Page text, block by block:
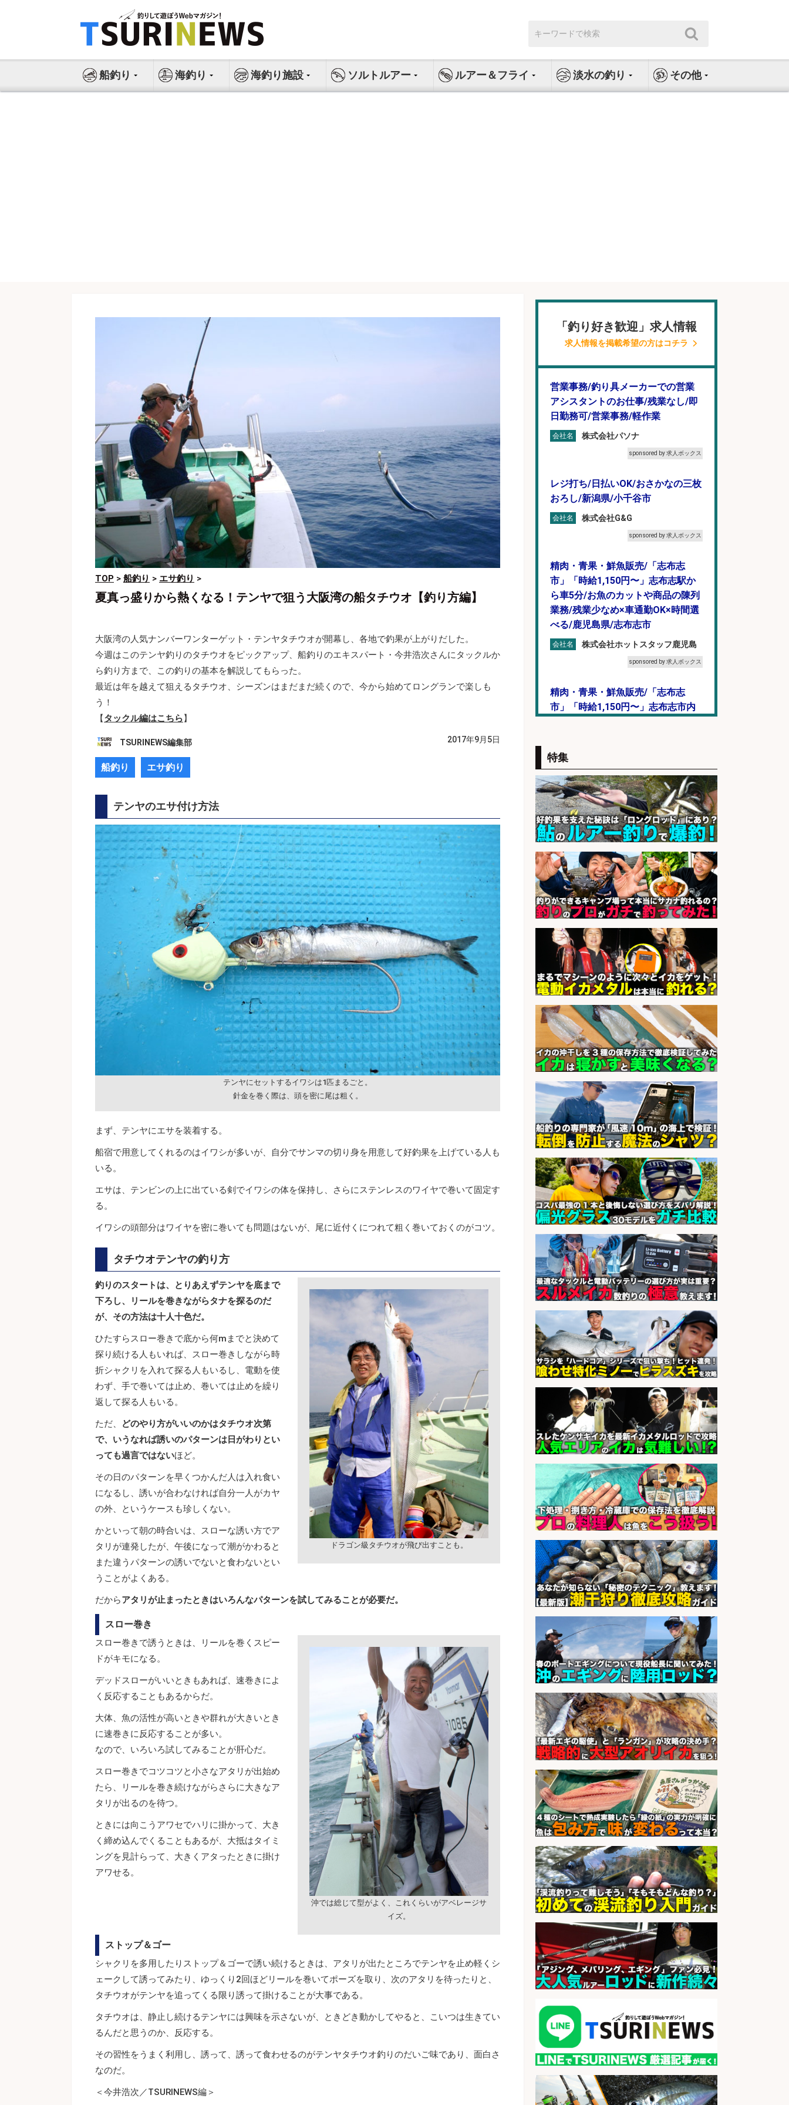
ス
索:
船釣り 海釣り 海釣り施設 ソルトルアー ルアー＆フライ 淡水の釣り その他
TOP > 船釣り > エサ釣り >
夏真っ盛りから熱くなる！テンヤで狙う大阪湾の船タチウオ【釣り方編】
大阪湾の人気ナンバーワンターゲット・テンヤタチウオが開幕し、各地で釣果が上がりだした。
今週はこのテンヤ釣りのタチウオをピックアップ、船釣りのエキスパート・今井浩次さんにタックルか
ら釣り方まで、この釣りの基本を解説してもらった。
最近は年を越えて狙えるタチウオ、シーズンはまだまだ続くので、今から始めてロングランで楽しも
う！
【タックル編はこちら】
TSURINEWS編集部 2017年9月5日
船釣り エサ釣り
テンヤのエサ付け方法
テンヤにセットするイワシは1匹まるごと。
針金を巻く際は、頭を密に尾は粗く。
まず、テンヤにエサを装着する。
船宿で用意してくれるのはイワシが多いが、自分でサンマの切り身を用意して好釣果を上げている人も
いる。
エサは、テンビンの上に出ている剣でイワシの体を保持し、さらにステンレスのワイヤで巻いて固定す
る。
イワシの頭部分はワイヤを密に巻いても問題はないが、尾に近付くにつれて粗く巻いておくのがコツ。
タチウオテンヤの釣り方
ドラゴン級タチウオが飛び出すことも。
釣りのスタートは、とりあえずテンヤを底まで
下ろし、リールを巻きながらタナを探るのだ
が、その方法は十人十色だ。
ひたすらスロー巻きで底から何mまでと決めて
探り続ける人もいれば、スロー巻きしながら時
折シャクリを入れて探る人もいるし、電動を使
わず、手で巻いては止め、巻いては止めを繰り
返して探る人もいる。
ただ、
どのやり方がいいのかはタチウオ次第
で、いうなれば誘いのパターンは日がわりとい
っても過言ではないほど。
その日のパターンを早くつかんだ人は入れ食い
になるし、誘いが合わなければ自分一人がカヤ
の外、というケースも珍しくない。
かといって朝の時合いは、スローな誘い方でア
タリが連発したが、午後になって潮がかわると
また違うパターンの誘いでないと食わないとい
うことがよくある。
だからアタリが止まったときはいろんなパターンを試してみることが必要だ。
スロー巻き
沖では総じて型がよく、これくらいがアベレージサ
イズ。
スロー巻きで誘うときは、リールを巻くスピー
ドがキモになる。
デッドスローがいいときもあれば、速巻きによ
く反応することもあるからだ。
大体、魚の活性が高いときや群れが大きいとき
に速巻きに反応することが多い。
なので、いろいろ試してみることが肝心だ。
スロー巻きでコツコツと小さなアタリが出始め
たら、リールを巻き続けながらさらに大きなア
タリが出るのを待つ。
ときには向こうアワセでハリに掛かって、大き
く締め込んでくることもあるが、大抵はタイミ
ングを見計らって、大きくアタったときに掛け
アワせる。
ストップ＆ゴー
シャクリを多用したりストップ＆ゴーで誘い続けるときは、アタリが出たところでテンヤを止め軽くシ
ェークして誘ってみたり、ゆっくり2回ほどリールを巻いてポーズを取り、次のアタリを待ったりと、
タチウオがテンヤを追ってくる限り誘って掛けることが大事である。
タチウオは、静止し続けるテンヤには興味を示さないが、ときどき動かしてやると、こいつは生きてい
るんだと思うのか、反応する。
その習性をうまく利用し、誘って、誘って食わせるのがテンヤタチウオ釣りのだいご味であり、面白さ
なのだ。
＜今井浩次／TSURINEWS編＞
「釣り好き歓迎」求人情報
求人情報を掲載希望の方はコチラ
営業事務/釣り具メーカーでの営業
アシスタントのお仕事/残業なし/即
日勤務可/営業事務/軽作業
会社名 株式会社パソナ
sponsored by 求人ボックス
レジ打ち/日払いOK/おさかなの三枚
おろし/新潟県/小千谷市
会社名 株式会社G&G
sponsored by 求人ボックス
精肉・青果・鮮魚販売/「志布志
市」「時給1,150円〜」志布志駅か
ら車5分/お魚のカットや商品の陳列
業務/残業少なめ×車通勤OK×時間選
べる/鹿児島県/志布志市
会社名 株式会社ホットスタッフ鹿児島
sponsored by 求人ボックス
精肉・青果・鮮魚販売/「志布志
市」「時給1,150円〜」志布志市内
迎/鹿児島県/志布志市
会社名 株式会社ホットスタッフ鹿児島
sponsored by 求人ボックス
精肉・青果・鮮魚販売/「志布志
市」「時給1,150円〜」志布志市で
間選べる×未経験歓迎×残業少なめ/
鹿児島県/志布志市
会社名 株式会社ホットスタッフ鹿児島
sponsored by 求人ボックス
日払いOKで即日収入/ライン作業員/
「堺市堺区」 未経験歓迎/入社祝金
10万円/堺市堺区の工場で自転車部
品や釣り具の組立/日払いOK&土日
祝休みで年間休日126日
会社名
パーソルファクトリーパートナ
ーズ株式会社
sponsored by 求人ボックス
日払いOKで即日収入/製造スタッフ/
「堺市堺区」「時給1,600円」日払
いOK・入社祝金10万円/堺市堺区の
工場で自転車部品や釣り具の組立/
未経験歓迎/土日祝休みで年間休日
126日
会社名
パーソルファクトリーパートナ
ーズ株式会社
sponsored by 求人ボックス
人材紹介事業責任者候補/飲食業界
向けSaaS企業「魚ぽち」/東証グロ
ース市場上場
会社名 株式会社フーディソン
sponsored by 求人ボックス
営業事務/「大津市」釣り具メーカ
ーの物流事務・営業アシスタント/
小野駅から徒歩6分/「時給1,300
円」/大型連休あり×残業なし×土日
祝休み/滋賀県
会社名 株式会社ホットスタッフ滋賀
sponsored by 求人ボックス
日払いOKで即日収入/軽作業・物流
その他/「9月末までの短期」釣り具
のピッキング作業など/残業少なめ/
日勤&土日休み/未経験OK!
会社名
UTエージェント株式会社 関西第
二CU
sponsored by 求人ボックス
さらに求人情報を見る
特集